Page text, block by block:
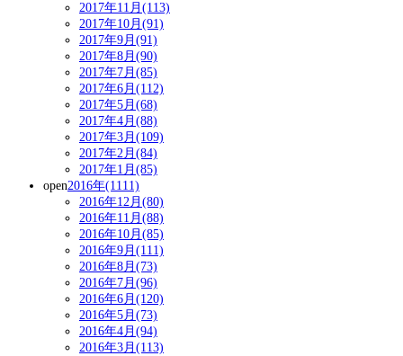
2017年11月(113)
2017年10月(91)
2017年9月(91)
2017年8月(90)
2017年7月(85)
2017年6月(112)
2017年5月(68)
2017年4月(88)
2017年3月(109)
2017年2月(84)
2017年1月(85)
open2016年(1111)
2016年12月(80)
2016年11月(88)
2016年10月(85)
2016年9月(111)
2016年8月(73)
2016年7月(96)
2016年6月(120)
2016年5月(73)
2016年4月(94)
2016年3月(113)